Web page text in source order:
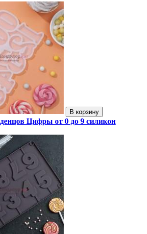
В корзину
Цифры от 0 до 9 силикон